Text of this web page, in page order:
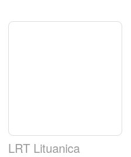
LRT Lituanica